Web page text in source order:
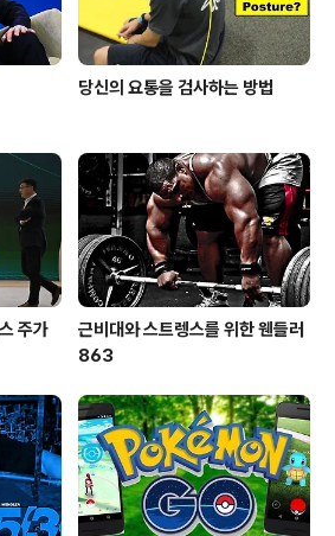
당신의 요통을 검사하는 방법
주가
근비대와 스트렝스를 위한 웬들러
863